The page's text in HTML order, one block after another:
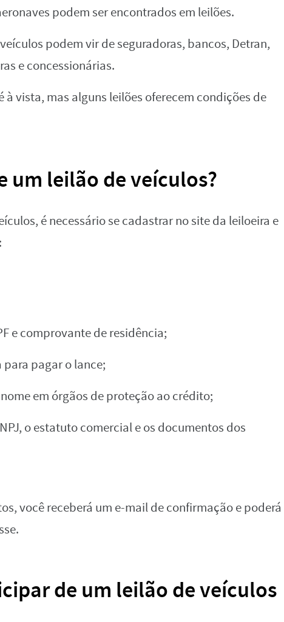
podem ser encontrados em leilões.
podem vir de seguradoras, bancos, Detran,
e concessionárias.
à vista, mas alguns leilões oferecem condições de
um leilão de veículos?
é necessário se cadastrar no site da leiloeira e
e comprovante de residência;
pagar o lance;
em órgãos de proteção ao crédito;
o estatuto comercial e os documentos dos
você receberá um e-mail de confirmação e poderá
de um leilão de veículos